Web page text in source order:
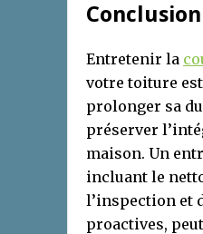
Conclusion
Entretenir la
votre toiture
prolonger sa
préserver
maison. Un
incluant le
l’inspection et
proactives,